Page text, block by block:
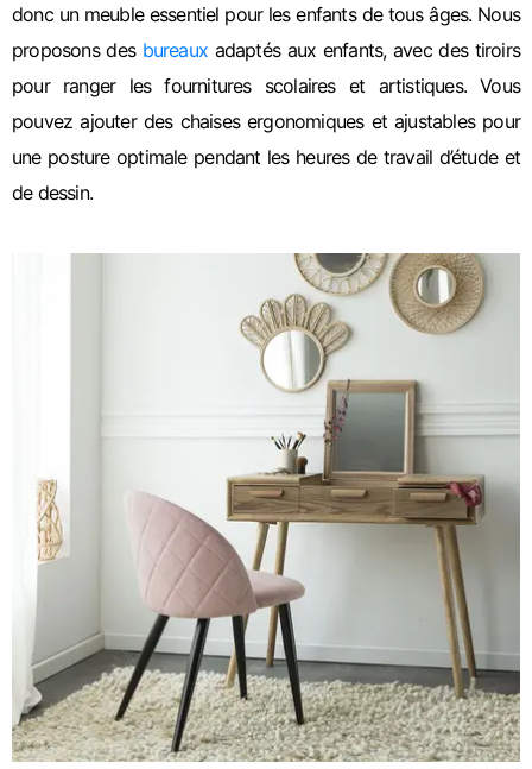
donc un meuble essentiel pour les enfants de tous âges. Nous
proposons des bureaux adaptés aux enfants, avec des tiroirs
pour ranger les fournitures scolaires et artistiques. Vous
pouvez ajouter des chaises ergonomiques et ajustables pour
une posture optimale pendant les heures de travail d’étude et
de dessin.